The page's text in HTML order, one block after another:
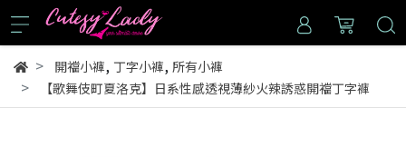
開襠小褲, 丁字小褲, 所有小褲
【歌舞伎町夏洛克】日系性感透視薄紗火辣誘惑開襠丁字褲